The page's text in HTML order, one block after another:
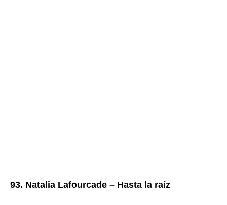
93. Natalia Lafourcade – Hasta la raíz